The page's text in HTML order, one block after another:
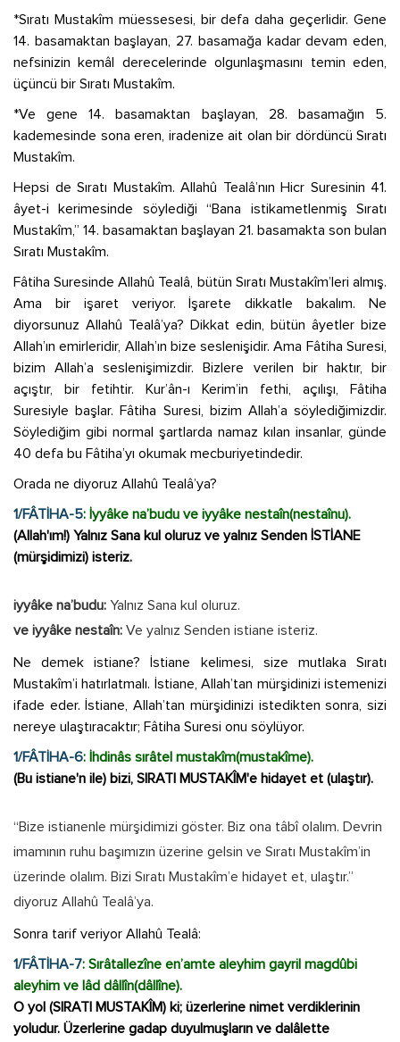
*Sıratı Mustakîm müessesesi, bir defa daha geçerlidir. Gene
14. basamaktan başlayan, 27. basamağa kadar devam eden,
nefsinizin kemâl derecelerinde olgunlaşmasını temin eden,
üçüncü bir Sıratı Mustakîm.
*Ve gene 14. basamaktan başlayan, 28. basamağın 5.
kademesinde sona eren, iradenize ait olan bir dördüncü Sıratı
Mustakîm.
Hepsi de Sıratı Mustakîm. Allahû Tealâ’nın Hicr Suresinin 41.
âyet-i kerimesinde söylediği “Bana istikametlenmiş Sıratı
Mustakîm,” 14. basamaktan başlayan 21. basamakta son bulan
Sıratı Mustakîm.
Fâtiha Suresinde Allahû Tealâ, bütün Sıratı Mustakîm’leri almış.
Ama bir işaret veriyor. İşarete dikkatle bakalım. Ne
diyorsunuz Allahû Tealâ’ya? Dikkat edin, bütün âyetler bize
Allah’ın emirleridir, Allah’ın bize seslenişidir. Ama Fâtiha Suresi,
bizim Allah’a seslenişimizdir. Bizlere verilen bir haktır, bir
açıştır, bir fetihtir. Kur’ân-ı Kerim’in fethi, açılışı, Fâtiha
Suresiyle başlar. Fâtiha Suresi, bizim Allah’a söylediğimizdir.
Söylediğim gibi normal şartlarda namaz kılan insanlar, günde
40 defa bu Fâtiha’yı okumak mecburiyetindedir.
Orada ne diyoruz Allahû Tealâ’ya?
1/FÂTİHA-5: İyyâke na’budu ve iyyâke nestaîn(nestaînu).
(Allah'ım!) Yalnız Sana kul oluruz ve yalnız Senden İSTİANE
(mürşidimizi) isteriz.
iyyâke na’budu: Yalnız Sana kul oluruz.
ve iyyâke nestaîn: Ve yalnız Senden istiane isteriz.
Ne demek istiane? İstiane kelimesi, size mutlaka Sıratı
Mustakîm’i hatırlatmalı. İstiane, Allah’tan mürşidinizi istemenizi
ifade eder. İstiane, Allah’tan mürşidinizi istedikten sonra, sizi
nereye ulaştıracaktır; Fâtiha Suresi onu söylüyor.
1/FÂTİHA-6: İhdinâs sırâtel mustakîm(mustakîme).
(Bu istiane'n ile) bizi, SIRATI MUSTAKÎM'e hidayet et (ulaştır).
“Bize istianenle mürşidimizi göster. Biz ona tâbî olalım. Devrin
imamının ruhu başımızın üzerine gelsin ve Sıratı Mustakîm’in
üzerinde olalım. Bizi Sıratı Mustakîm’e hidayet et, ulaştır.”
diyoruz Allahû Tealâ’ya.
Sonra tarif veriyor Allahû Tealâ:
1/FÂTİHA-7: Sırâtallezîne en’amte aleyhim gayril magdûbi
aleyhim ve lâd dâllîn(dâllîne).
O yol (SIRATI MUSTAKÎM) ki; üzerlerine nimet verdiklerinin
yoludur. Üzerlerine gadap duyulmuşların ve dalâlette